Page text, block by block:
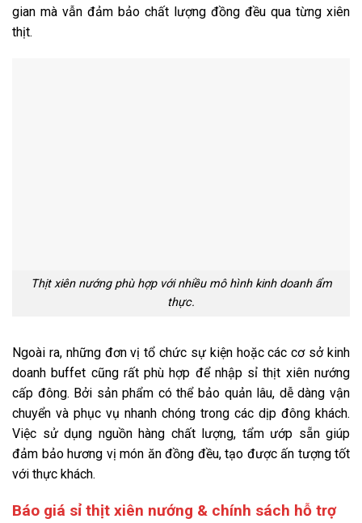
gian mà vẫn đảm bảo chất lượng đồng đều qua từng xiên
thịt.
Thịt xiên nướng phù hợp với nhiều mô hình kinh doanh ẩm
thực.
Ngoài ra, những đơn vị tổ chức sự kiện hoặc các cơ sở kinh
doanh buffet cũng rất phù hợp để nhập sỉ thịt xiên nướng
cấp đông. Bởi sản phẩm có thể bảo quản lâu, dễ dàng vận
chuyển và phục vụ nhanh chóng trong các dịp đông khách.
Việc sử dụng nguồn hàng chất lượng, tẩm ướp sẵn giúp
đảm bảo hương vị món ăn đồng đều, tạo được ấn tượng tốt
với thực khách.
Báo giá sỉ thịt xiên nướng & chính sách hỗ trợ